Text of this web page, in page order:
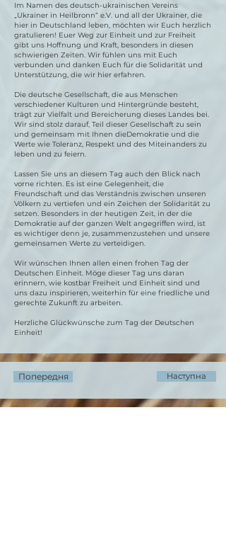
Im Namen des deutsch-ukrainischen Vereins
„Ukrainer in Heilbronn“ e.V. und all der Ukrainer, die
hier in Deutschland leben, möchten wir Euch herzlich
gratulieren! Euer Weg zur Einheit und zur Freiheit
gibt uns Hoffnung und Kraft, besonders in diesen
schwierigen Zeiten. Wir fühlen uns mit Euch
verbunden und danken Euch für die Solidarität und
Unterstützung, die wir hier erfahren.
Die deutsche Gesellschaft, die aus Menschen
verschiedener Kulturen und Hintergründe besteht,
trägt zur Vielfalt und Bereicherung dieses Landes bei.
Wir sind stolz darauf, Teil dieser Gesellschaft zu sein
und gemeinsam mit Ihnen dieDemokratie und die
Werte wie Toleranz, Respekt und des Miteinanders zu
leben und zu feiern.
Lassen Sie uns an diesem Tag auch den Blick nach
vorne richten. Es ist eine Gelegenheit, die
Freundschaft und das Verständnis zwischen unseren
Völkern zu vertiefen und ein Zeichen der Solidarität zu
setzen. Besonders in der heutigen Zeit, in der die
Demokratie auf der ganzen Welt angegriffen wird, ist
es wichtiger denn je, zusammenzustehen und unsere
gemeinsamen Werte zu verteidigen.
Wir wünschen Ihnen allen einen frohen Tag der
Deutschen Einheit. Möge dieser Tag uns daran
erinnern, wie kostbar Freiheit und Einheit sind und
uns dazu inspirieren, weiterhin für eine friedliche und
gerechte Zukunft zu arbeiten.
Herzliche Glückwünsche zum Tag der Deutschen
Einheit!
Попередня Наступна